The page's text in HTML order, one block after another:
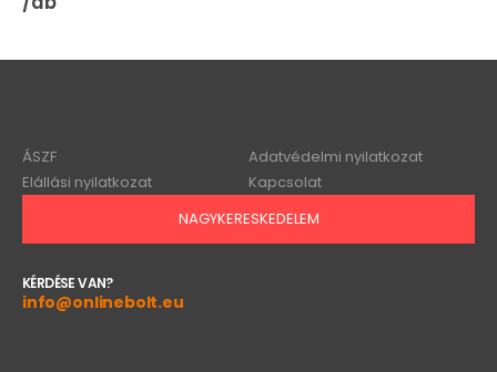
ÁSZF
Adatvédelmi nyilatkozat
Elállási nyilatkozat
Kapcsolat
NAGYKERESKEDELEM
KÉRDÉSE VAN?
info@onlinebolt.eu